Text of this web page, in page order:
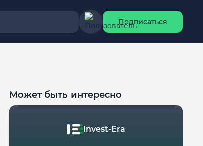
Подписаться
Может быть интересно
Invest-Era